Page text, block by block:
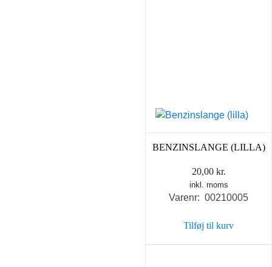
BENZINSLANGE (LILLA)
20,00 kr.
inkl. moms
Varenr: 00210005
Tilføj til kurv